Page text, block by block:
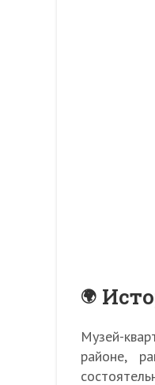
Музей-
районе,